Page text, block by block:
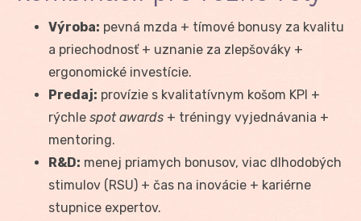
Výroba: pevná mzda + tímové bonusy za kvalitu
a priechodnosť + uznanie za zlepšováky +
ergonomické investície.
Predaj: provízie s kvalitatívnym košom KPI +
rýchle spot awards + tréningy vyjednávania +
mentoring.
R&D: menej priamych bonusov, viac dlhodobých
stimulov (RSU) + čas na inovácie + kariérne
stupnice expertov.